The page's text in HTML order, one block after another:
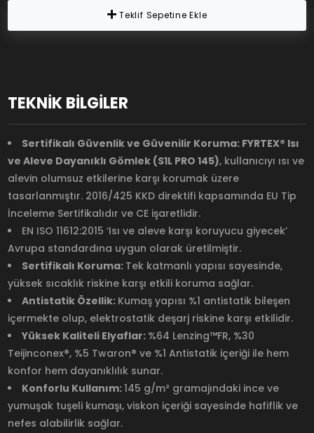
Teklif Sepetine Ekle
TEKNİK BİLGİLER
Sertifikalı Güvenlik ve Güvenilir Koruma: FYRTEX® Isı
ve Aleve Dayanıklı Gömlek (S1L PRO 145), kullanıcıyı ısı ve
alevin olumsuz etkilerine karşı korumak üzere
tasarlanmıştır. 2016/425 KKD direktifi kapsamında EU Tip
İnceleme Sertifikalıdır ve CE işaretlidir.
EN ISO 11612:2015 ‘Isı ve aleve karşı koruyucu giyecek’
Avrupa standardına uygun olarak üretilmiştir.
Sertifikalı Koruma: Tek katmanlı yapısı sayesinde,
yüksek sıcaklık riskine karşı etkili koruma sağlar.
Antistatik Özellik: Kumaş yapısı %1 antistatik bileşen
içermekte olup, elektrostatik deşarj riskine karşı etkilidir.
Yüksek Kaliteli Elyaflar: %64 Lenzing™FR, %30
Teijinconex®, %5 Twaron® ve %1 Antistatik içeriği ile hem
konfor hem dayanıklılık sunar.
Konforlu Kullanım:145 g/m² gramajındaki ince ve
yumuşak tuşeli kumaşı, viskon içeriği sayesinde hafiflik ve
nefes alabilirlik sağlar.